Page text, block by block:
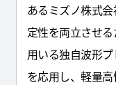
あるミズノ株式
定性を両立させ
用いる独自波形
を応用し、軽量